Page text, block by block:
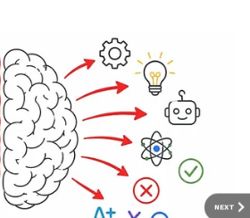
NEXT